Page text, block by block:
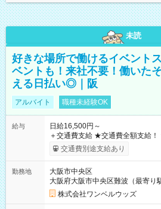
未読
好きな場所で働けるイベント
ベントも！来社不要！働いた
える日払い◎｜阪
アルバイト 職種未経験OK
給与
日給16,500円～
＋交通費支給 ★交通費全額支給！ ★日払いOK！（規定あり） ┗
働いたその日に現金GET♪ お仕
交通費別途支給あり
勤務地
大阪市中央区
大阪府大阪市中央区難波（最寄り
株式会社ワンベルウッズ